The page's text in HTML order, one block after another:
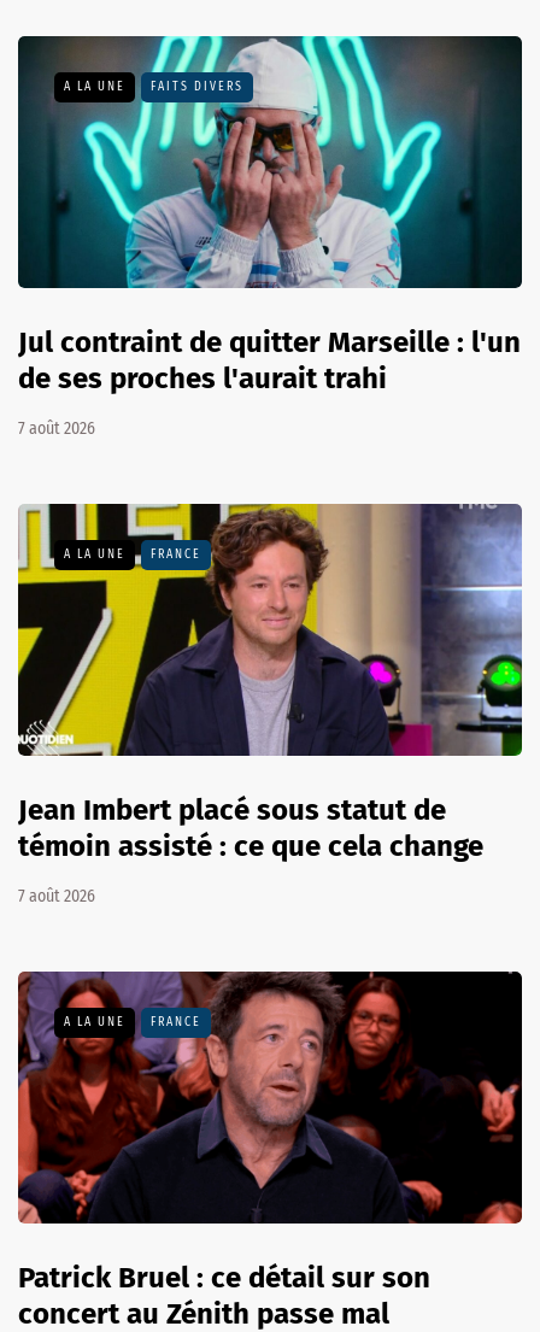
A LA UNE FAITS DIVERS
Jul contraint de quitter Marseille : l'un
de ses proches l'aurait trahi
7 août 2026
A LA UNE FRANCE
Jean Imbert placé sous statut de
témoin assisté : ce que cela change
7 août 2026
A LA UNE FRANCE
Patrick Bruel : ce détail sur son
concert au Zénith passe mal